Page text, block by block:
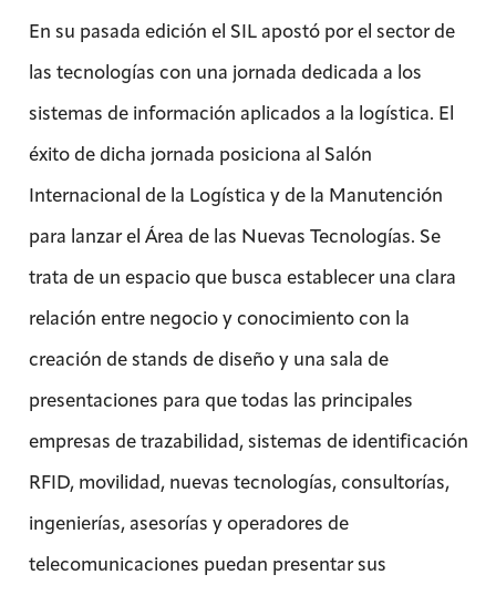
En su pasada edición el SIL apostó por el sector de
las tecnologías con una jornada dedicada a los
sistemas de información aplicados a la logística. El
éxito de dicha jornada posiciona al Salón
Internacional de la Logística y de la Manutención
para lanzar el Área de las Nuevas Tecnologías. Se
trata de un espacio que busca establecer una clara
relación entre negocio y conocimiento con la
creación de stands de diseño y una sala de
presentaciones para que todas las principales
empresas de trazabilidad, sistemas de identificación
RFID, movilidad, nuevas tecnologías, consultorías,
ingenierías, asesorías y operadores de
telecomunicaciones puedan presentar sus